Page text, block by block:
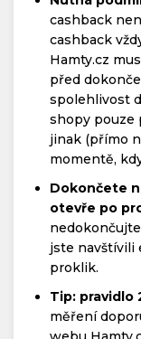
cashback
cashback
Hamty.cz
před
spolehlivost
shopy pouze
jinak (přímo
momentě,
Dokončete
otevře po
jste navštívili
proklik.
Tip: pravidlo
měření